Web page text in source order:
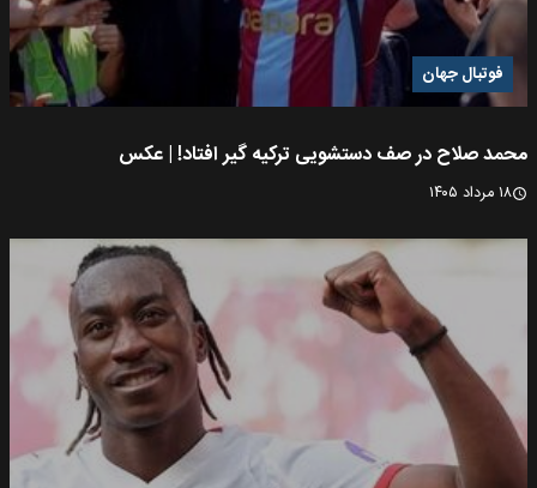
فوتبال جهان
محمد صلاح در صف دستشویی ترکیه گیر افتاد! | عکس
۱۸ مرداد ۱۴۰۵